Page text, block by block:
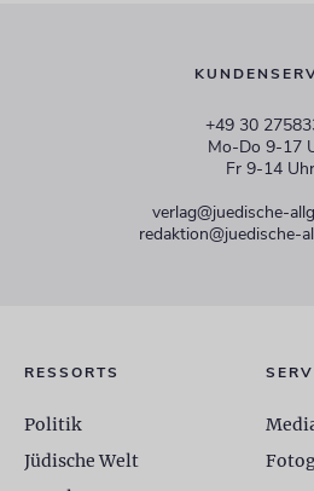
+49 30
Mo-Do 9-17
Fr 9-14 Uhr
verlag@juedische-
redaktion@juedische-
RESSORTS
Politik
Jüdische Welt